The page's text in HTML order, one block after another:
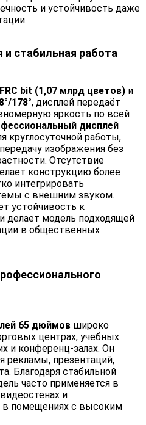
и устойчивость даже
и стабильная работа
bit (1,07 млрд цветов) и
178°, дисплей передаёт
яркость по всей
дисплей
круглосуточной работы,
изображения без
Отсутствие
конструкцию более
интегрировать
с внешним звуком.
устойчивость к
делает модель подходящей
в общественных
65 дюймов широко
центрах, учебных
и конференц-залах. Он
рекламы, презентаций,
Благодаря стабильной
часто применяется в
и
в помещениях с высоким